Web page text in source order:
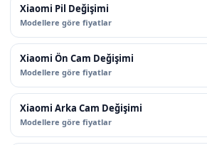
Xiaomi Pil Değişimi
Modellere göre fiyatlar
Xiaomi Ön Cam Değişimi
Modellere göre fiyatlar
Xiaomi Arka Cam Değişimi
Modellere göre fiyatlar